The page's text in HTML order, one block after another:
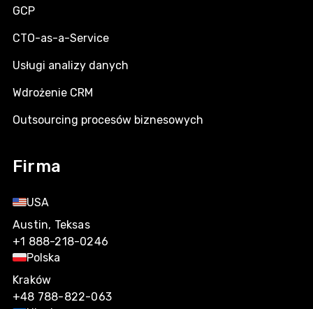
GCP
CTO-as-a-Service
Usługi analizy danych
Wdrożenie CRM
Outsourcing procesów biznesowych
Firma
USA
Austin, Teksas
+1 888-218-0246
Polska
Kraków
+48 788-822-063